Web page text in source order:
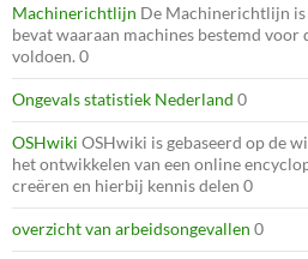
Machinerichtlijn De Machinerichtlijn is
bevat waaraan machines bestemd voor
voldoen. 0
Ongevals statistiek Nederland 0
OSHwiki OSHwiki is gebaseerd op de
het ontwikkelen van een online
creëren en hierbij kennis delen 0
overzicht van arbeidsongevallen 0